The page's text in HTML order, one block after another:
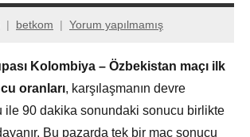
betkom Yorum yapılmamış
Kolombiya – Özbekistan maçı ilk
oranları, karşılaşmanın devre
ile 90 dakika sonundaki sonucu birlikte
Bu pazarda tek bir maç sonucu